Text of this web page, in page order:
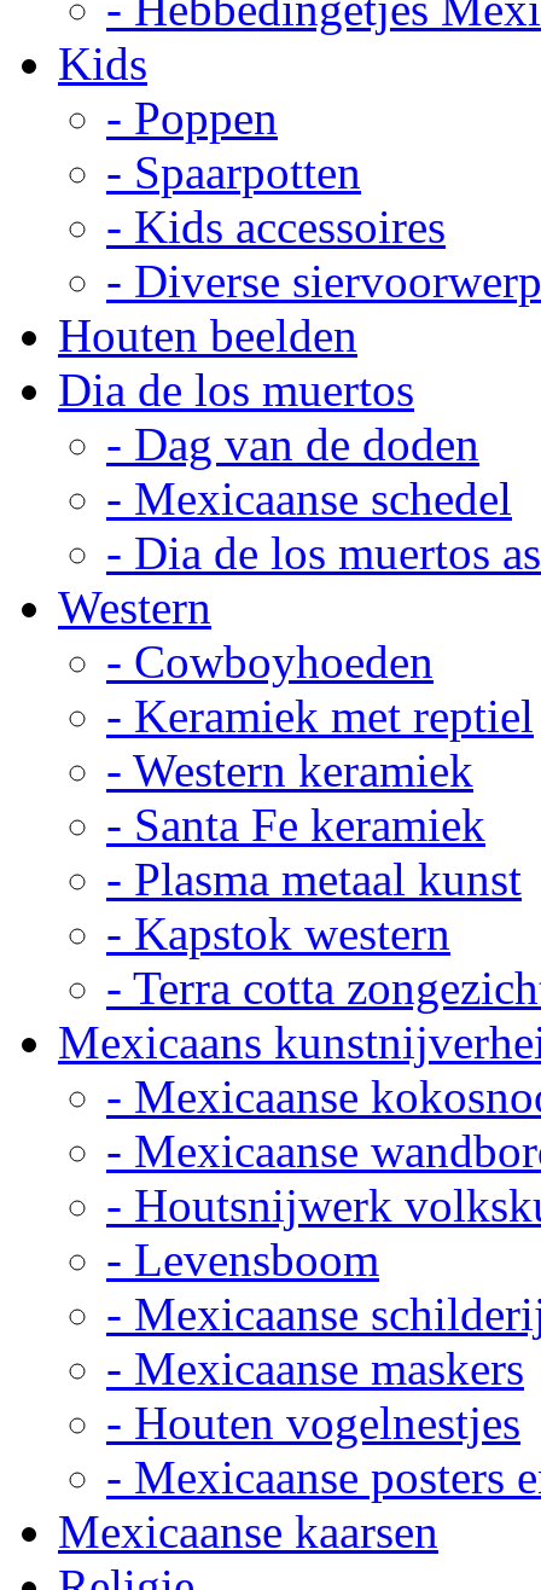
Kids
- Poppen
- Spaarpotten
- Kids accessoires
- Diverse
Houten beelden
Dia de los muertos
- Dag van de doden
- Mexicaanse schedel
- Dia de los muertos
Western
- Cowboyhoeden
- Keramiek met reptiel
- Western keramiek
- Santa Fe keramiek
- Plasma metaal kunst
- Kapstok western
- Terra cotta
Mexicaans
- Mexicaanse
- Mexicaanse
- Houtsnijwerk
- Levensboom
- Mexicaanse
- Mexicaanse maskers
- Houten vogelnestjes
- Mexicaanse posters
Mexicaanse kaarsen